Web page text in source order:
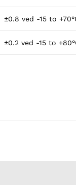
±0.8 ved -15 to
±0.2 ved -15 to